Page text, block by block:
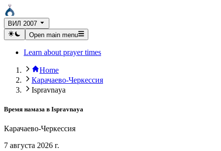
ВИЛ 2007
Open main menu
Learn about prayer times
Home
Карачаево-Черкессия
Ispravnaya
Время намаза в Ispravnaya
Карачаево-Черкессия
7 августа 2026 г.